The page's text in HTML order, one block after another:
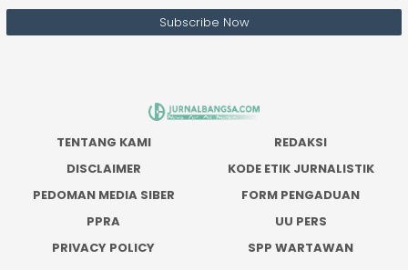
TENTANG KAMI
REDAKSI
DISCLAIMER
KODE ETIK JURNALISTIK
PEDOMAN MEDIA SIBER
FORM PENGADUAN
PPRA
UU PERS
PRIVACY POLICY
SPP WARTAWAN